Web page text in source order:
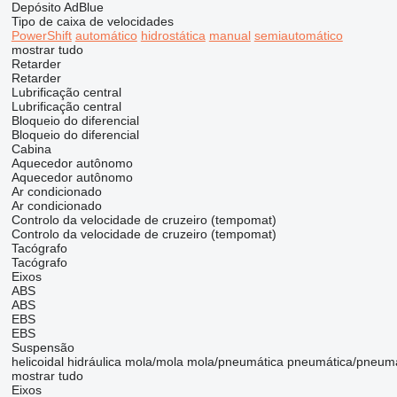
Depósito AdBlue
Tipo de caixa de velocidades
PowerShift automático hidrostática manual semiautomático
mostrar tudo
Retarder
Retarder
Lubrificação central
Lubrificação central
Bloqueio do diferencial
Bloqueio do diferencial
Cabina
Aquecedor autônomo
Aquecedor autônomo
Ar condicionado
Ar condicionado
Controlo da velocidade de cruzeiro (tempomat)
Controlo da velocidade de cruzeiro (tempomat)
Tacógrafo
Tacógrafo
Eixos
ABS
ABS
EBS
EBS
Suspensão
helicoidal hidráulica mola/mola mola/pneumática pneumática/
mostrar tudo
Eixos